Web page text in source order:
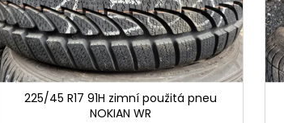
225/45 R17 91H zimní použitá pneu
NOKIAN WR